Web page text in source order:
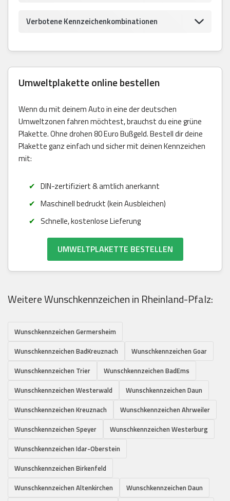
Verbotene Kennzeichenkombinationen
Umweltplakette online bestellen
Wenn du mit deinem Auto in eine der deutschen
Umweltzonen fahren möchtest, brauchst du eine grüne
Plakette. Ohne drohen 80 Euro Bußgeld. Bestell dir deine
Plakette ganz einfach und sicher mit deinen Kennzeichen
mit:
DIN-zertifiziert & amtlich anerkannt
Maschinell bedruckt (kein Ausbleichen)
Schnelle, kostenlose Lieferung
UMWELTPLAKETTE BESTELLEN
Weitere Wunschkennzeichen in Rheinland-Pfalz:
Wunschkennzeichen Germersheim
Wunschkennzeichen BadKreuznach
Wunschkennzeichen Goar
Wunschkennzeichen Trier
Wunschkennzeichen BadEms
Wunschkennzeichen Westerwald
Wunschkennzeichen Daun
Wunschkennzeichen Kreuznach
Wunschkennzeichen Ahrweiler
Wunschkennzeichen Speyer
Wunschkennzeichen Westerburg
Wunschkennzeichen Idar-Oberstein
Wunschkennzeichen Birkenfeld
Wunschkennzeichen Altenkirchen
Wunschkennzeichen Daun